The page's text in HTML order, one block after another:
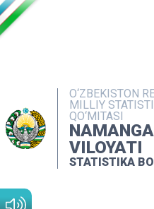
O‘ZBEKISTON
MILLIY
QO‘MITASI
VILOYATI
STATISTIKA